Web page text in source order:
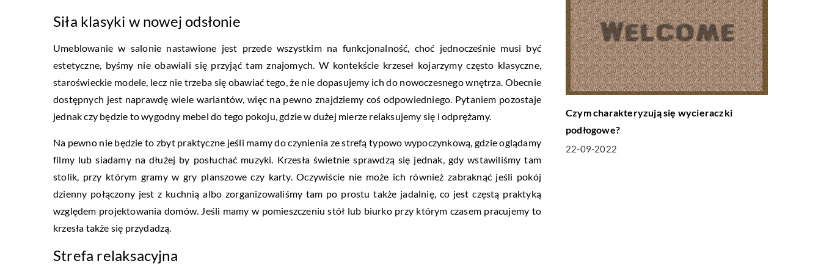
Siła klasyki w nowej odsłonie
Umeblowanie w salonie nastawione jest przede wszystkim na funkcjonalność, choć jednocześnie musi być
estetyczne, byśmy nie obawiali się przyjąć tam znajomych. W kontekście krzeseł kojarzymy często klasyczne,
staroświeckie modele, lecz nie trzeba się obawiać tego, że nie dopasujemy ich do nowoczesnego wnętrza. Obecnie
dostępnych jest naprawdę wiele wariantów, więc na pewno znajdziemy coś odpowiedniego. Pytaniem pozostaje
jednak czy będzie to wygodny mebel do tego pokoju, gdzie w dużej mierze relaksujemy się i odprężamy.
Na pewno nie będzie to zbyt praktyczne jeśli mamy do czynienia ze strefą typowo wypoczynkową, gdzie oglądamy
filmy lub siadamy na dłużej by posłuchać muzyki. Krzesła świetnie sprawdzą się jednak, gdy wstawiliśmy tam
stolik, przy którym gramy w gry planszowe czy karty. Oczywiście nie może ich również zabraknąć jeśli pokój
dzienny połączony jest z kuchnią albo zorganizowaliśmy tam po prostu także jadalnię, co jest częstą praktyką
względem projektowania domów. Jeśli mamy w pomieszczeniu stół lub biurko przy którym czasem pracujemy to
krzesła także się przydadzą.
Strefa relaksacyjna
Czym charakteryzują się wycieraczki
podłogowe?
22-09-2022